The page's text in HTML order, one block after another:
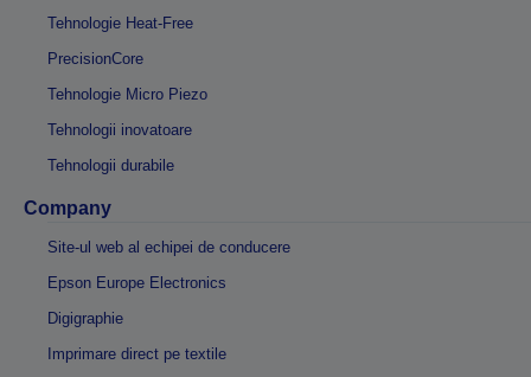
Tehnologie Heat-Free
PrecisionCore
Tehnologie Micro Piezo
Tehnologii inovatoare
Tehnologii durabile
Company
Site-ul web al echipei de conducere
Epson Europe Electronics
Digigraphie
Imprimare direct pe textile